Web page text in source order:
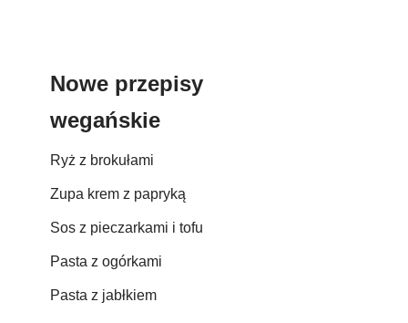
Nowe przepisy
wegańskie
Ryż z brokułami
Zupa krem z papryką
Sos z pieczarkami i tofu
Pasta z ogórkami
Pasta z jabłkiem